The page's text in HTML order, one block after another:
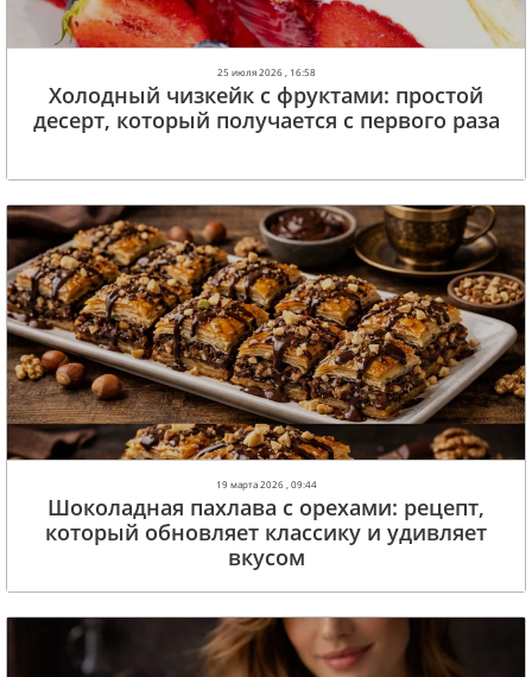
25 июля 2026 , 16:58
Холодный чизкейк с фруктами: простой
десерт, который получается с первого раза
19 марта 2026 , 09:44
Шоколадная пахлава с орехами: рецепт,
который обновляет классику и удивляет
вкусом